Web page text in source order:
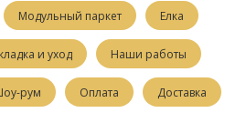
Модульный паркет Елка
и уход Наши работы
рум Оплата Доставка